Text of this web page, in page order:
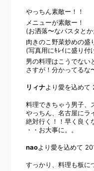
やっちん素敵ー！！
メニューが素敵ー！
(お洒落〜なパスタと
肉きのこ野菜炒めの盛
(写真用にｷﾚｲに盛り付
男の料理はこうでない
さすが！分かってるな
リィナより愛を込めて
料理できちゃう男子、
やっちん、名古屋にラ
絶対行く！！早く良
・・お大事に。。
naoより愛を込めて
すっかり、料理も板に